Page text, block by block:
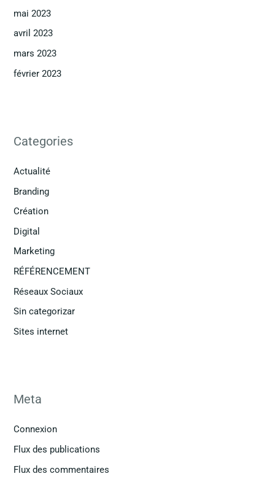
mai 2023
avril 2023
mars 2023
février 2023
Categories
Actualité
Branding
Création
Digital
Marketing
RÉFÉRENCEMENT
Réseaux Sociaux
Sin categorizar
Sites internet
Meta
Connexion
Flux des publications
Flux des commentaires